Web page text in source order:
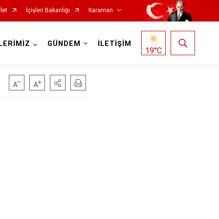
İçişleri Bakanlığı Karaman
GÜNDEM İLETİŞİM
19°C